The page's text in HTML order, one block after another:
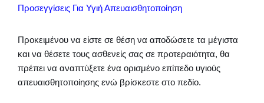
Προσεγγίσεις Για Υγιή Απευαισθητοποίηση
Προκειμένου να είστε σε θέση να αποδώσετε τα μέγιστα
και να θέσετε τους ασθενείς σας σε προτεραιότητα, θα
πρέπει να αναπτύξετε ένα ορισμένο επίπεδο υγιούς
απευαισθητοποίησης ενώ βρίσκεστε στο πεδίο.